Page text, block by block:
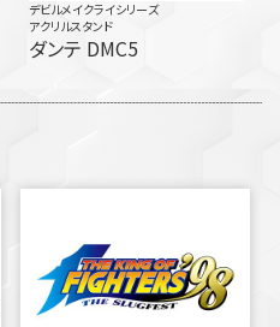
デビルメイクライシリーズ
アクリルスタンド
ダンテ DMC5